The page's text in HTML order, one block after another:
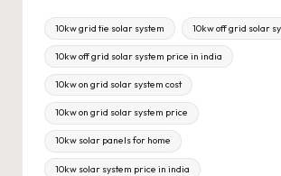
Tags:
10kw grid tie solar system 10kw off grid solar
10kw off grid solar system price in india
10kw on grid solar system cost
10kw on grid solar system price
10kw solar panels for home
10kw solar system price in india